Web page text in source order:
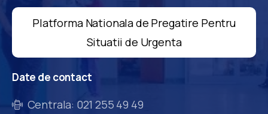
Platforma Nationala de Pregatire Pentru
Situatii de Urgenta
Date de contact
Centrala: 021 255 49 49